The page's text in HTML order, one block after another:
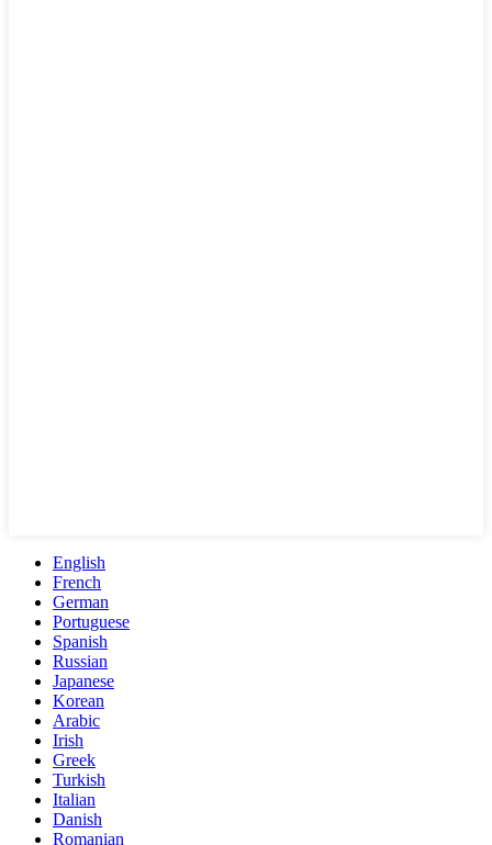
English
French
German
Portuguese
Spanish
Russian
Japanese
Korean
Arabic
Irish
Greek
Turkish
Italian
Danish
Romanian